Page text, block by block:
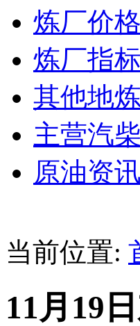
炼厂价
炼厂指标
其他地炼
主营汽
原油资讯
当前位置:
11月19